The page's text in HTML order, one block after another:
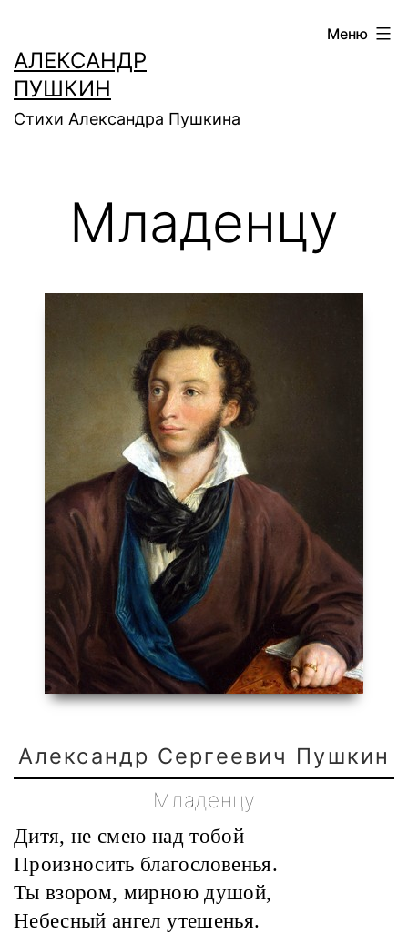
содержимому
АЛЕКСАНДР
ПУШКИН
Стихи Александра Пушкина
Меню
Младенцу
Александр Сергеевич Пушкин
Младенцу
Дитя, не смею над тобой
Произносить благословенья.
Ты взором, мирною душой,
Небесный ангел утешенья.